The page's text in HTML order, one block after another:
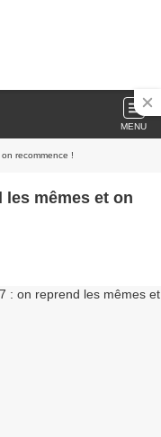
MENU
recommence !
les mêmes et on